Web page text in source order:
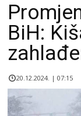
BiH:
20.12.2024. | 07:15